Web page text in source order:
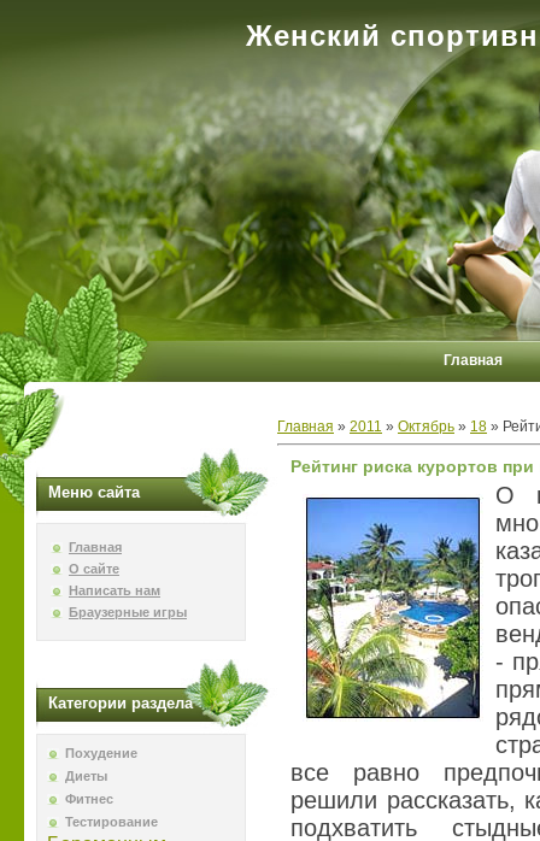
Женский
Главная
Меню сайта
Главная
О сайте
Написать нам
Браузерные игры
Категории раздела
Похудение
Диеты
Фитнес
Тестирование
Главная » 2011 » Октябрь » 18 »
Рейтинг риска курортов
О
-
все равно
решили рассказать,
подхватить